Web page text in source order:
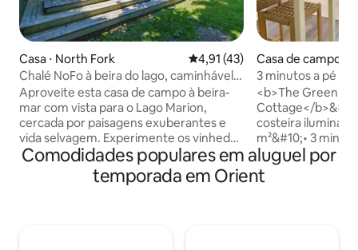
Casa ⋅ North Fork 4,91 de uma avaliação média
4,91 (43)
Chalé NoFo à beira do lago, caminhável
para a praia pública
Aproveite esta casa de campo à beira-
mar com vista para o Lago Marion,
cercada por paisagens exuberantes e
vida selvagem. Experimente os vinhedos
locais, faça um passeio tranquilo pelo
centro de Greenport, pegue uma balsa
para Shelter Island, dirija até Orient ou
Casa de campo ⋅
3 minutos a pé da
| Ideal para
<b>The
Cottage</
costeira
m²&#10;• 3
minutos de carro
Acomoda até 5
Comodidades
Comodidades populares em aluguel por
temporada em Orient